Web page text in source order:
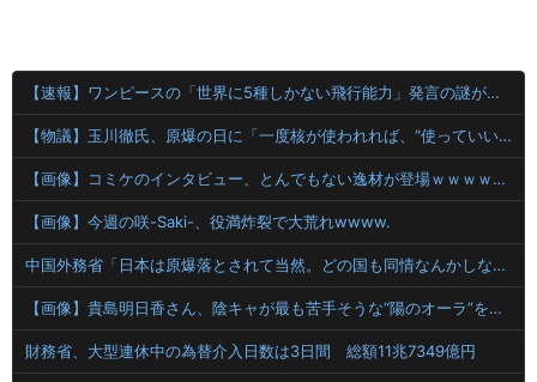
【速報】ワンピースの「世界に5種しかない飛行能力」発言の謎が解けるww..
【物議】玉川徹氏、原爆の日に「一度核が使われれば、“使っていい”という世界になりかねない」
【画像】コミケのインタビュー、とんでもない逸材が登場ｗｗｗｗｗｗ 【Pickup07092041】
【画像】今週の咲-Saki-、役満炸裂で大荒れwwww.
中国外務省「日本は原爆落とされて当然。どの国も同情なんかしない」
【画像】貴島明日香さん、陰キャが最も苦手そうな“陽のオーラ”を放つｗｗｗｗ
財務省、大型連休中の為替介入日数は3日間 総額11兆7349億円